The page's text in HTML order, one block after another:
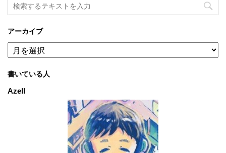
アーカイブ
ア
ー
イ
ブ
書いている人
Azell